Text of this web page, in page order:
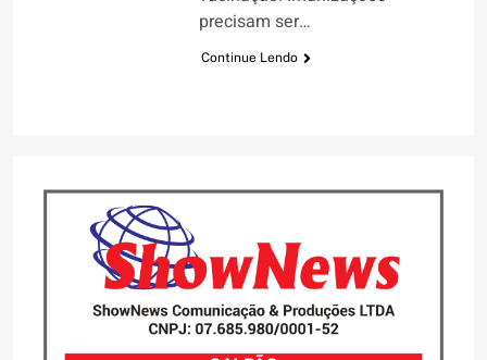
precisam ser…
Continue Lendo